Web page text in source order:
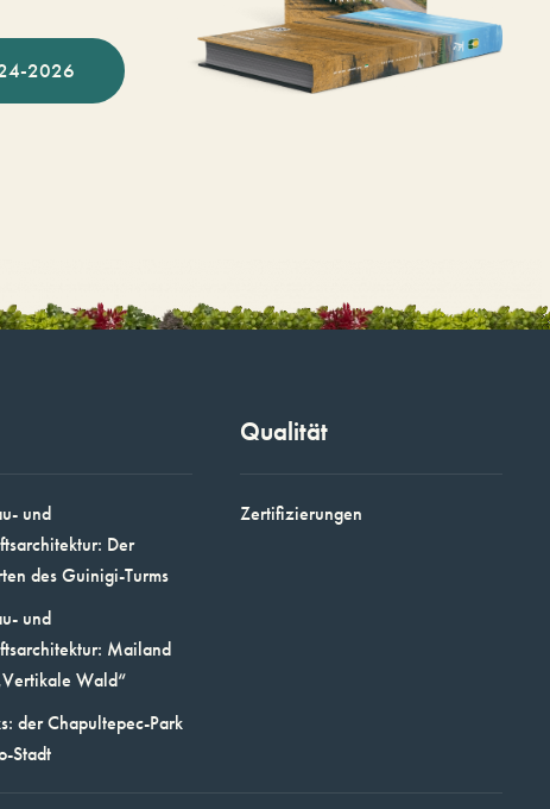
2026
und
Der
des Guinigi-Turms
und
Mailand
Wald“
der Chapultepec-Park
Stadt
Qualität
Zertifizierungen